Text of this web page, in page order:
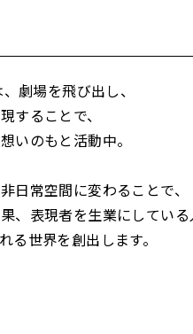
劇場を飛び出し、
することで、
いのもと活動中。
日常空間に変わることで、
、表現者を生業にしてい
世界を創出します。